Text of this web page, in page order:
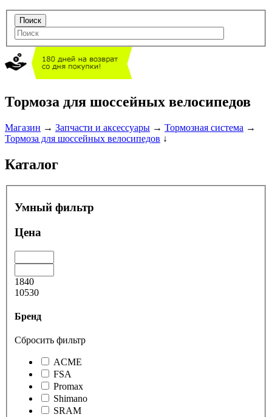
Тормоза для шоссейных велосипедов
Магазин → Запчасти и аксессуары → Тормозная система →
Тормоза для шоссейных велосипедов ↓
Каталог
Умный фильтр
Цена
1840
10530
Бренд
Сбросить фильтр
ACME
FSA
Promax
Shimano
SRAM